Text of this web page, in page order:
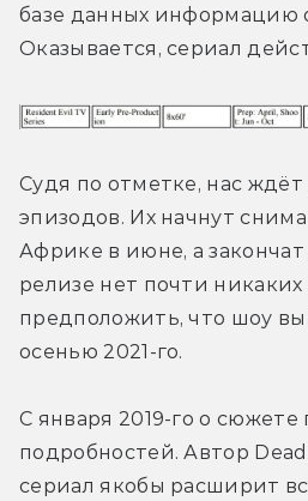
базе данных информацию
Оказывается, сериал
Судя по отметке, нас ждёт
эпизодов. Их начнут
Африке в июне, а
релизе нет почти
предположить, что шоу
осенью 2021-го.
С января 2019-го о
подробностей. Автор
сериал якобы расширит